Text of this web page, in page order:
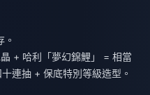
+ 哈利「夢幻錦鯉」 = 相當
連抽 + 保底特別等級造型。